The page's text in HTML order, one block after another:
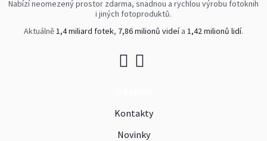
Nabízí neomezený prostor zdarma, snadnou a rychlou výrobu fotoknih
i jiných fotoproduktů.
Aktuálně1,4 miliard fotek, 7,86 milionů videía 1,42 milionů lidí.
Kontakty
Novinky